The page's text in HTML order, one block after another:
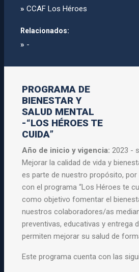
» CCAF Los Héroes
Relacionados:
» -
PROGRAMA DE
BIENESTAR Y
SALUD MENTAL
-“LOS HÉROES TE
CUIDA”
Año de inicio y vigencia:2023 -
Mejorar la calidad de viday
es parte de nuestro propósito,
con elprograma “Los Héroes te
como objetivo fomentar el
nuestros colaboradores/as
preventivas, educativasyentrega
permiten mejorar su salud de
Esteprograma cuenta con las